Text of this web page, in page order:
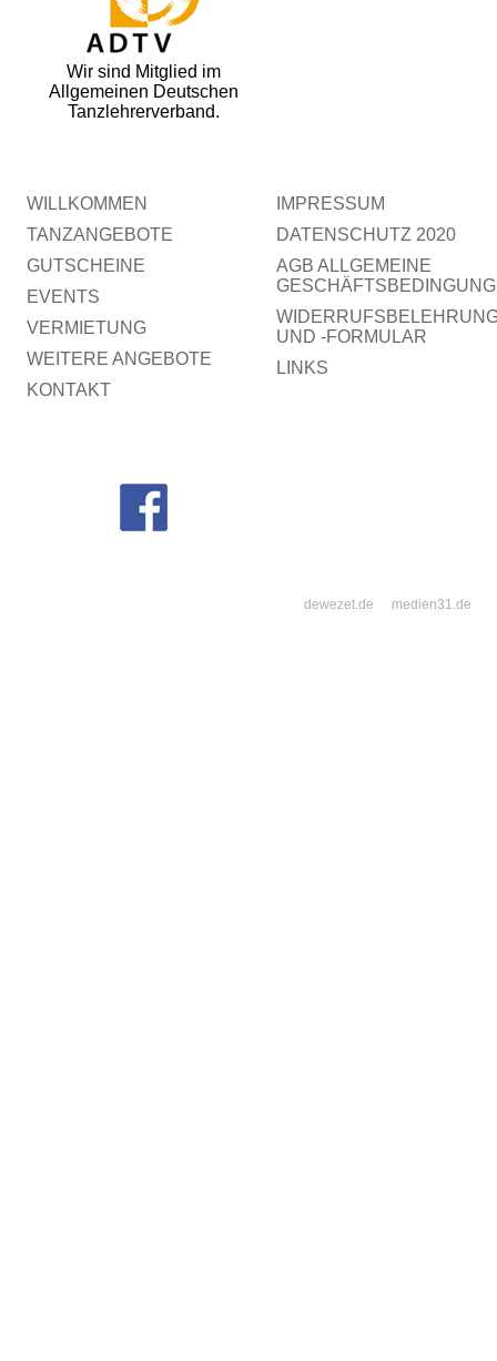
Wir sind Mitglied im
Allgemeinen Deutschen
Tanzlehrerverband.
WILLKOMMEN
TANZANGEBOTE
GUTSCHEINE
EVENTS
VERMIETUNG
WEITERE ANGEBOTE
KONTAKT
IMPRESSUM
DATENSCHUTZ 2020
AGB ALLGEMEINE
UND -FORMULAR
LINKS
medien31.de
dewezet.de